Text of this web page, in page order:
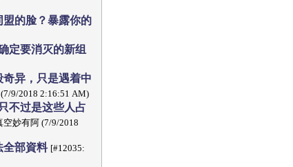
的脸？暴露你的
定要消灭的新组
异，只是遇着中
9/2018 2:16:51 AM)
不过是这些人占
空妙有阿 (7/9/2018
全部資料 [#12035: